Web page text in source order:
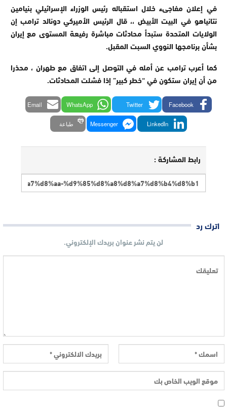
في إعلان مفاجىء خلال استقباله رئيس الوزراء الإسرائيلي بنيامين
نتانياهو في البيت الأبيض ،، قال الرئيس الأميركي دونالد ترامب إن
الولايات المتحدة ستبدأ محادثات مباشرة رفيعة المستوى مع إيران
بشأن برنامجها النووي السبت المقبل.
كما أعرب ترامب عن أمله في التوصل إلى اتفاق مع طهران ، محذرا
من أن إيران ستكون في “خطر كبير” إذا فشلت المحادثات.
Facebook
Twitter
WhatsApp
Email
LinkedIn
Messenger طباعة
رابط المشاركة :
اترك رد
لن يتم نشر عنوان بريدك الإلكتروني.